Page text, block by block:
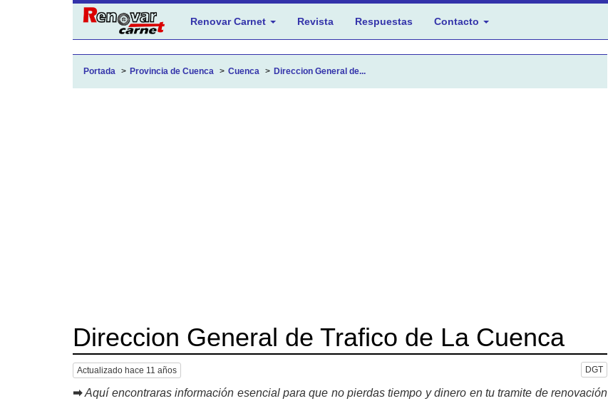
Renovar Carnet Revista Respuestas Contacto
Portada Provincia de Cuenca Cuenca Direccion General de...
Direccion General de Trafico de La Cuenca
Actualizado hace 11 años DGT
➡ Aquí encontraras información esencial para que no pierdas tiempo y dinero en tu tramite de renovación